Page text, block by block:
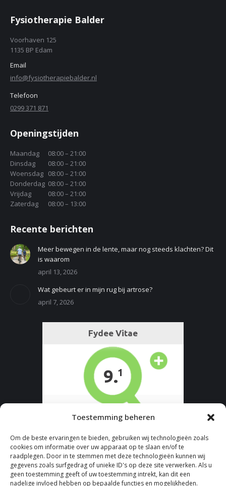
Toestemming beheren
Om de beste ervaringen te bieden, gebruiken wij technologieën zoals
cookies om informatie over uw apparaat op te slaan en/of te
raadplegen. Door in te stemmen met deze technologieën kunnen wij
gegevens zoals surfgedrag of unieke ID's op deze site verwerken. Als u
geen toestemming geeft of uw toestemming intrekt, kan dit een
nadelige invloed hebben op bepaalde functies en mogelijkheden.
Fysiotherapie Balder
Voorhaven 125
1135 BP Edam
Email
info@fysiotherapiebalder.nl
Telefoon
0299 371 871
Openingstijden
Maandag
08:00 – 21:00
Dinsdag
08:00 – 21:00
Woensdag 08:00 – 21:00
Donderdag 08:00 – 21:00
Vrijdag
08:00 – 21:00
Zaterdag
08:00 – 13:00
Recente berichten
Meer bewegen in de lente, maar nog steeds klachten? Dit
is waarom
april 13, 2026
Wat gebeurt er in mijn rug bij artrose?
april 7, 2026